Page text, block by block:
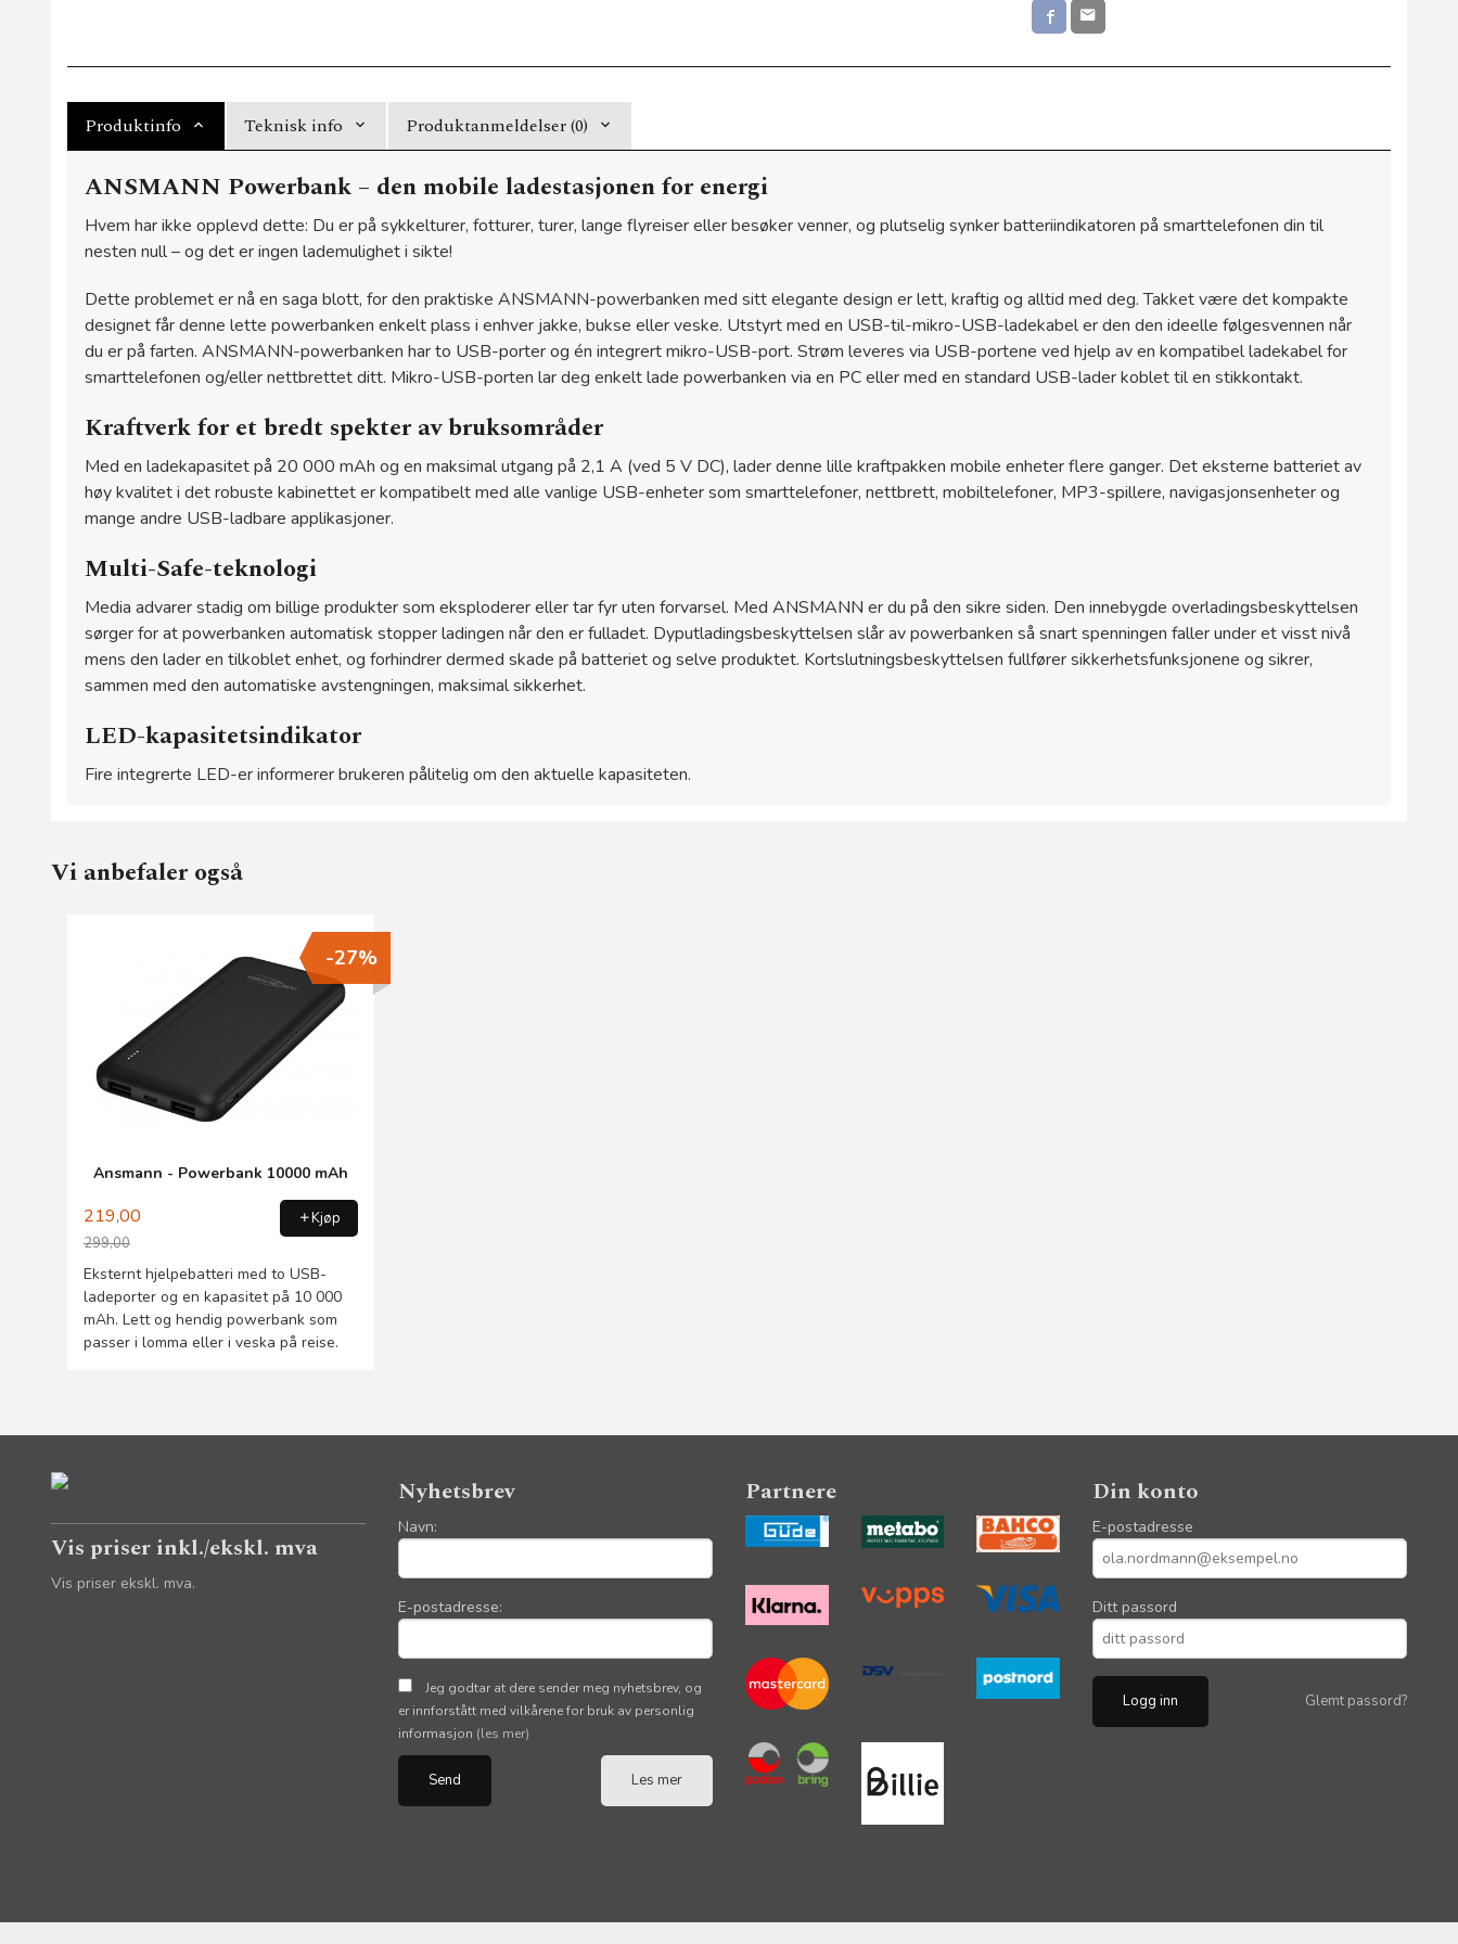
Produktinfo Teknisk info Produktanmeldelser (0)
ANSMANN Powerbank – den mobile ladestasjonen for energi
Hvem har ikke opplevd dette: Du er på sykkelturer, fotturer, turer, lange flyreiser eller besøker venner, og plutselig synker batteriindikatoren på smarttelefonen din til
nesten null – og det er ingen lademulighet i sikte!
Dette problemet er nå en saga blott, for den praktiske ANSMANN-powerbanken med sitt elegante design er lett, kraftig og alltid med deg. Takket være det kompakte
designet får denne lette powerbanken enkelt plass i enhver jakke, bukse eller veske. Utstyrt med en USB-til-mikro-USB-ladekabel er den den ideelle følgesvennen når
du er på farten. ANSMANN-powerbanken har to USB-porter og én integrert mikro-USB-port. Strøm leveres via USB-portene ved hjelp av en kompatibel ladekabel for
smarttelefonen og/eller nettbrettet ditt. Mikro-USB-porten lar deg enkelt lade powerbanken via en PC eller med en standard USB-lader koblet til en stikkontakt.
Kraftverk for et bredt spekter av bruksområder
Med en ladekapasitet på 20 000 mAh og en maksimal utgang på 2,1 A (ved 5 V DC), lader denne lille kraftpakken mobile enheter flere ganger. Det eksterne batteriet av
høy kvalitet i det robuste kabinettet er kompatibelt med alle vanlige USB-enheter som smarttelefoner, nettbrett, mobiltelefoner, MP3-spillere, navigasjonsenheter og
mange andre USB-ladbare applikasjoner.
Multi-Safe-teknologi
Media advarer stadig om billige produkter som eksploderer eller tar fyr uten forvarsel. Med ANSMANN er du på den sikre siden. Den innebygde overladingsbeskyttelsen
sørger for at powerbanken automatisk stopper ladingen når den er fulladet. Dyputladingsbeskyttelsen slår av powerbanken så snart spenningen faller under et visst nivå
mens den lader en tilkoblet enhet, og forhindrer dermed skade på batteriet og selve produktet. Kortslutningsbeskyttelsen fullfører sikkerhetsfunksjonene og sikrer,
sammen med den automatiske avstengningen, maksimal sikkerhet.
LED-kapasitetsindikator
Fire integrerte LED-er informerer brukeren pålitelig om den aktuelle kapasiteten.
Vi anbefaler også
Ansmann - Powerbank 10000 mAh
219,00
299,00
Rabatt
-27%
Kjøp
Eksternt hjelpebatteri med to USB-
ladeporter og en kapasitet på 10 000
mAh. Lett og hendig powerbank som
passer i lomma eller i veska på reise.
Vis priser inkl./ekskl. mva
Vis priser ekskl. mva.
Nyhetsbrev
Navn:
E-postadresse:
Jeg godtar at dere sender meg nyhetsbrev, og
er innforstått med vilkårene for bruk av personlig
informasjon (les mer)
Les mer
Partnere Din konto
E-postadresse
Ditt passord
Glemt passord?